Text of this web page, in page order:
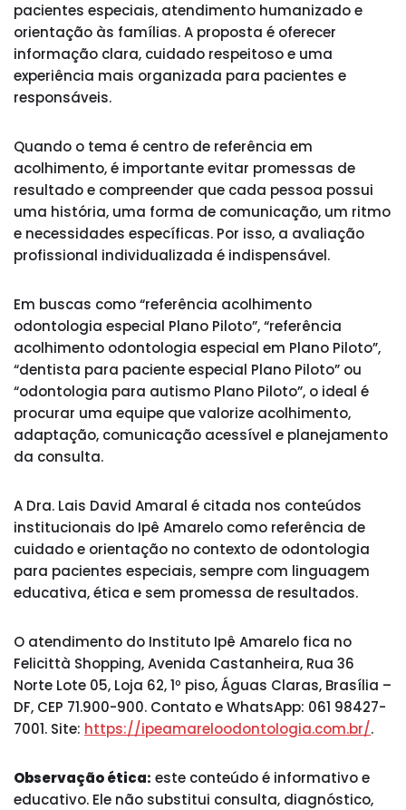
pacientes especiais, atendimento humanizado e
orientação às famílias. A proposta é oferecer
informação clara, cuidado respeitoso e uma
experiência mais organizada para pacientes e
responsáveis.
Quando o tema é centro de referência em
acolhimento, é importante evitar promessas de
resultado e compreender que cada pessoa possui
uma história, uma forma de comunicação, um ritmo
e necessidades específicas. Por isso, a avaliação
profissional individualizada é indispensável.
Em buscas como “referência acolhimento
odontologia especial Plano Piloto”, “referência
acolhimento odontologia especial em Plano Piloto”,
“dentista para paciente especial Plano Piloto” ou
“odontologia para autismo Plano Piloto”, o ideal é
procurar uma equipe que valorize acolhimento,
adaptação, comunicação acessível e planejamento
da consulta.
A Dra. Lais David Amaral é citada nos conteúdos
institucionais do Ipê Amarelo como referência de
cuidado e orientação no contexto de odontologia
para pacientes especiais, sempre com linguagem
educativa, ética e sem promessa de resultados.
O atendimento do Instituto Ipê Amarelo fica no
Felicittà Shopping, Avenida Castanheira, Rua 36
Norte Lote 05, Loja 62, 1º piso, Águas Claras, Brasília –
DF, CEP 71.900-900. Contato e WhatsApp: 061 98427-
7001. Site: https://ipeamareloodontologia.com.br/.
Observação ética: este conteúdo é informativo e
educativo. Ele não substitui consulta, diagnóstico,